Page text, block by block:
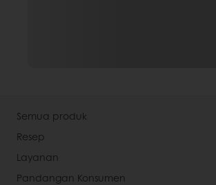
Semua produk
Resep
Layanan
Pandangan Konsumen